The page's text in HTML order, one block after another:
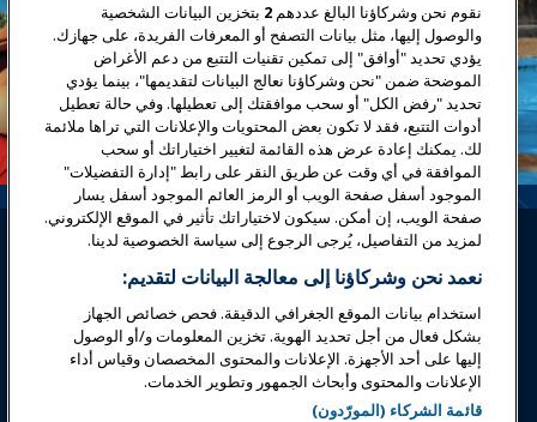
تسجيل الدخول انضم الآن
جوائز المهن
اتصل
نقوم نحن وشركاؤنا البالغ عددهم 2 بتخزين البيانات الشخصية
والوصول إليها، مثل بيانات التصفح أو المعرفات الفريدة، على جهازك.
يؤدي تحديد "أوافق" إلى تمكين تقنيات التتبع من دعم الأغراض
الموضحة ضمن "نحن وشركاؤنا نعالج البيانات لتقديمها"، بينما يؤدي
تحديد "رفض الكل" أو سحب موافقتك إلى تعطيلها. وفي حالة تعطيل
أدوات التتبع، فقد لا تكون بعض المحتويات والإعلانات التي تراها ملائمة
لك. يمكنك إعادة عرض هذه القائمة لتغيير اختياراتك أو سحب
الموافقة في أي وقت عن طريق النقر على رابط "إدارة التفضيلات"
الموجود أسفل صفحة الويب أو الرمز العائم الموجود أسفل يسار
صفحة الويب، إن أمكن. سيكون لاختياراتك تأثير في الموقع الإلكتروني.
لمزيد من التفاصيل، يُرجى الرجوع إلى سياسة الخصوصية لدينا.
نعمد نحن وشركاؤنا إلى معالجة البيانات لتقديم:
استخدام بيانات الموقع الجغرافي الدقيقة. فحص خصائص الجهاز
بشكل فعال من أجل تحديد الهوية. تخزين المعلومات و/أو الوصول
إليها على أحد الأجهزة. الإعلانات والمحتوى المخصصان وقياس أداء
الإعلانات والمحتوى وأبحاث الجمهور وتطوير الخدمات.
قائمة الشركاء (المورّدون)